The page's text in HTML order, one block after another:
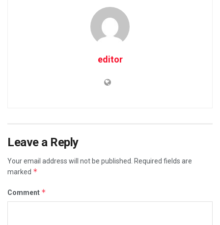
editor
Leave a Reply
Your email address will not be published.
Required fields are
marked *
Comment *